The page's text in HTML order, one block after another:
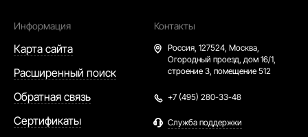
Информация
Карта сайта
Расширенный поиск
Обратная связь
Сертификаты
Контакты
Россия, 127524, Москва,
Огородный проезд, дом 16/1,
строение 3, помещение 512
+7 (495) 280-33-48
Служба поддержки